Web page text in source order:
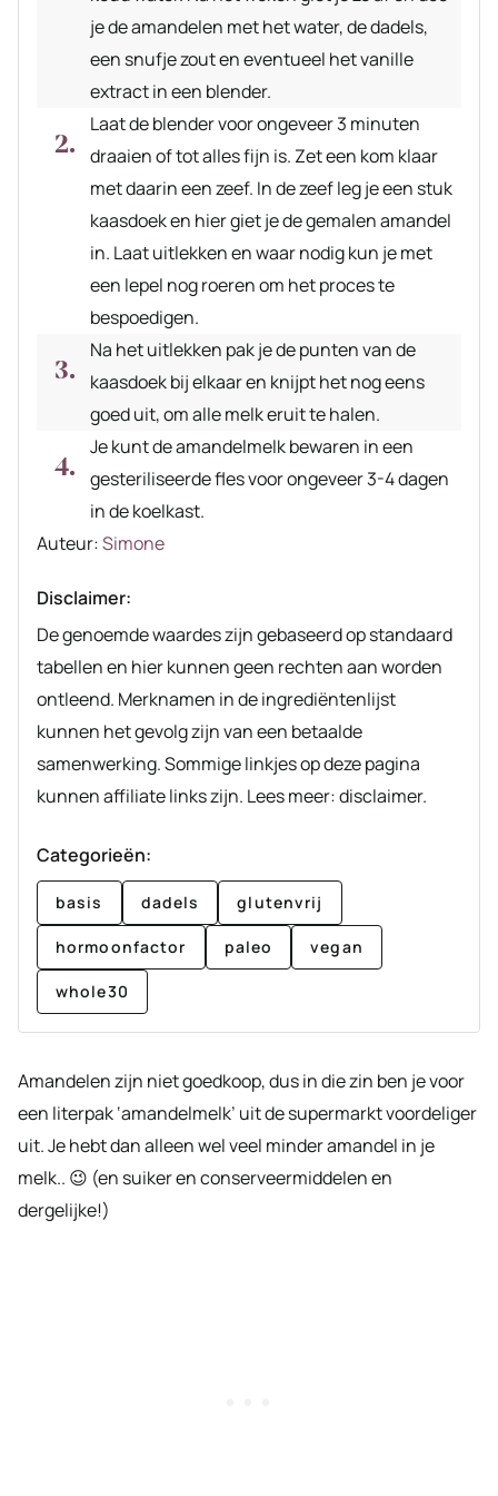
je de amandelen met het water, de dadels,
een snufje zout en eventueel het vanille
extract in een blender.
Laat de blender voor ongeveer 3 minuten
draaien of tot alles fijn is. Zet een kom klaar
met daarin een zeef. In de zeef leg je een stuk
kaasdoek en hier giet je de gemalen amandel
in. Laat uitlekken en waar nodig kun je met
een lepel nog roeren om het proces te
bespoedigen.
Na het uitlekken pak je de punten van de
kaasdoek bij elkaar en knijpt het nog eens
goed uit, om alle melk eruit te halen.
Je kunt de amandelmelk bewaren in een
gesteriliseerde fles voor ongeveer 3-4 dagen
in de koelkast.
Auteur
Auteur:Simone
Disclaimer:
De genoemde waardes zijn gebaseerd op standaard
tabellen en hier kunnen geen rechten aan worden
ontleend. Merknamen in de ingrediëntenlijst
kunnen het gevolg zijn van een betaalde
samenwerking. Sommige linkjes op deze pagina
kunnen affiliate links zijn. Lees meer: disclaimer.
Categorieën:
basis dadels glutenvrij
hormoonfactor paleo vegan
whole30
Amandelen zijn niet goedkoop, dus in die zin ben je voor
een literpak ‘amandelmelk’ uit de supermarkt voordeliger
uit. Je hebt dan alleen wel veel minder amandel in je
melk.. 😉 (en suiker en conserveermiddelen en
dergelijke!)